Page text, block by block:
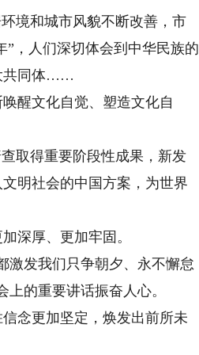
境和城市风貌不断改善，市
”，人们深切体会到中华民族的
共同体……
醒文化自觉、塑造文化自
取得重要阶段性成果，新发
明社会的中国方案，为世界
深厚、更加牢固。
发我们只争朝夕、永不懈怠
的重要讲话振奋人心。
念更加坚定，焕发出前所未